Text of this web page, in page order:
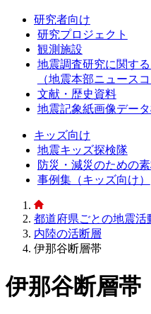
研究者向け
研究プロジェクト
観測施設
地震調査研究に関す
（地震本部ニュースコ
文献・歴史資料
地震記象紙画像デー
キッズ向け
地震キッズ探検隊
防災・減災のための
事例集（キッズ向け）
都道府県ごとの地震活
内陸の活断層
伊那谷断層帯
伊那谷断層帯